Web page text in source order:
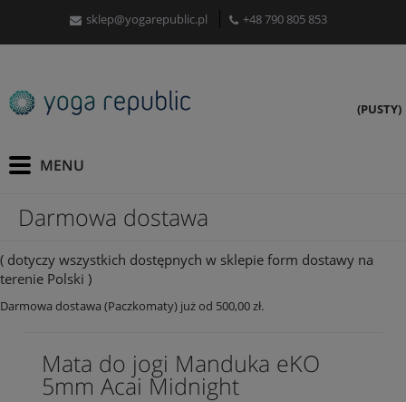
sklep@yogarepublic.pl +48 790 805 853
(PUSTY)
Darmowa dostawa
( dotyczy wszystkich dostępnych w sklepie form dostawy na
terenie Polski )
Darmowa dostawa (Paczkomaty) już od 500,00 zł.
Mata do jogi Manduka eKO
5mm Acai Midnight